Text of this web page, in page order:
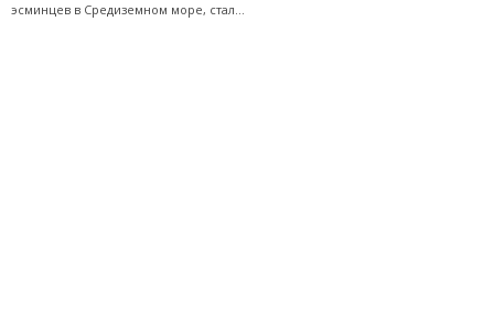
эсминцев в Средиземном море, стал...